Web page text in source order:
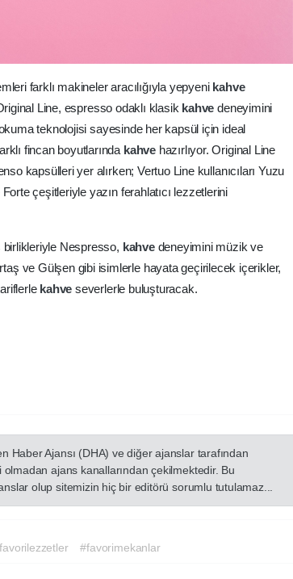
farklı makineler aracılığıyla yepyeni kahve
Line, espresso odaklı klasik kahvedeneyimini
teknolojisi sayesinde her kapsül için ideal
fincan boyutlarında kahve hazırlıyor. Original Line
kapsülleri yer alırken; Vertuo Line kullanıcıları Yuzu
çeşitleriyle yazın ferahlatıcı lezzetlerini
Nespresso, kahve deneyimini müzik ve
ve Gülşen gibi isimlerle hayata geçirilecek içerikler,
kahveseverlerle buluşturacak.
Haber Ajansı (DHA) ve diğer ajanslar tarafından
ajans kanallarından çekilmektedir. Bu
olup sitemizin hiç bir editörü sorumlu tutulamaz...
#favorimekanlar